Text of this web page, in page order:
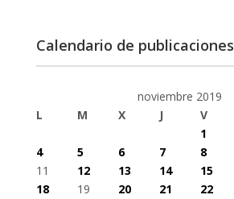
Calendario de publicaciones
noviembre 2019
L
M X J V
1
4
5 6 7 8
11
12 13 14 15
18
19 20 21 22